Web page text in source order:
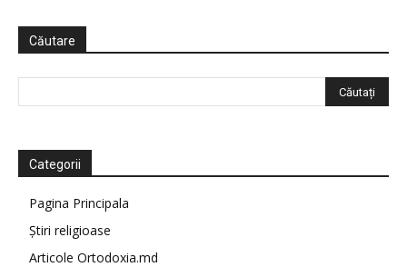
Căutare
Categorii
Pagina Principala
Știri religioase
Articole Ortodoxia.md